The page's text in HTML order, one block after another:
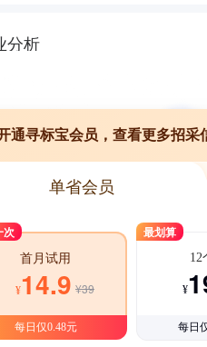
分析
通寻标宝会员，查看更多招采
单省会员
次
首月试用
¥14.9 ¥39
每日仅0.48元
最划算
12
¥
每日